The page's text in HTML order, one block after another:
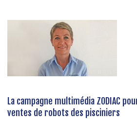
La campagne multimédia ZODIAC
ventes de robots des pisciniers